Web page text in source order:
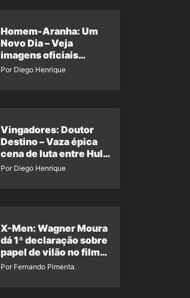
Homem-Aranha: Um
Novo Dia – Veja
imagens oficiais
descartadas do Hulk
Por Diego Henrique
Vingadores: Doutor
Destino – Vaza épica
cena de luta entre Hulk
e o Coisa
Por Diego Henrique
X-Men: Wagner Moura
dá 1ª declaração sobre
papel de vilão no filme
da Marvel
Por Fernando Pimenta